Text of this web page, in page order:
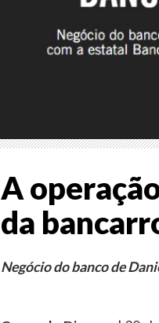
A
da
Negócio do banco de